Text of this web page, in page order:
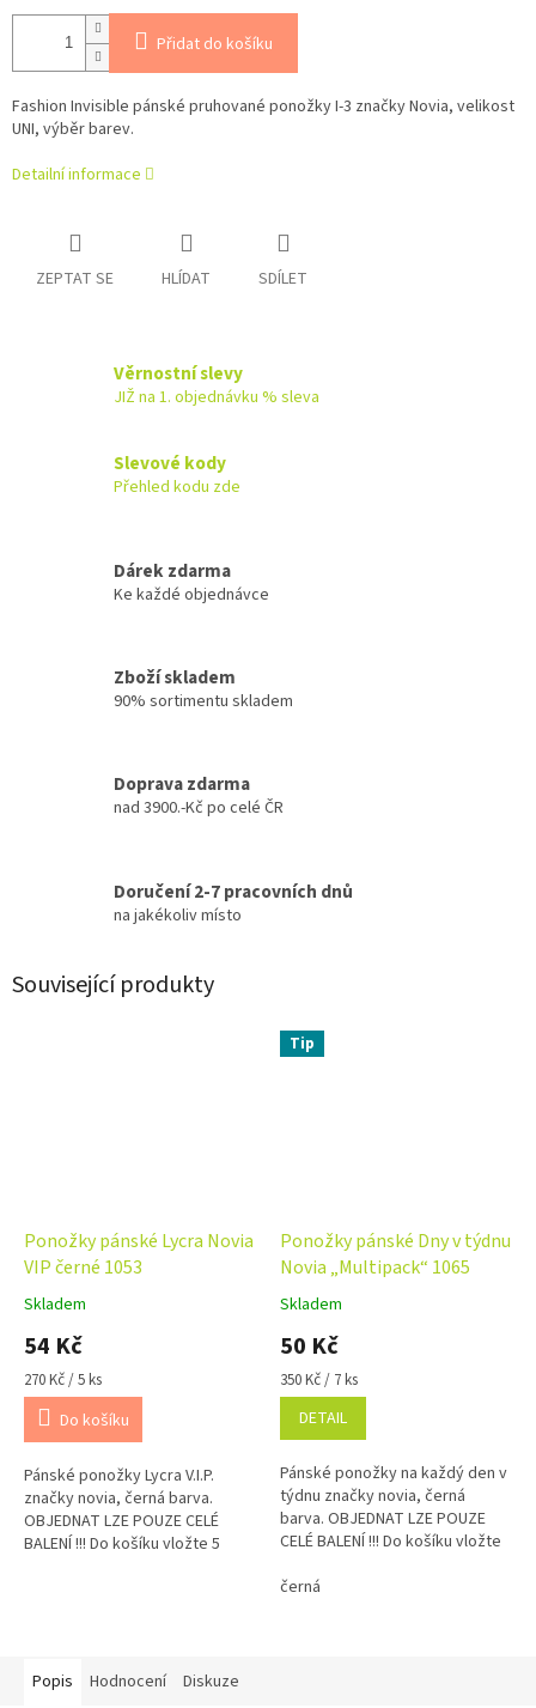
Přidat do košíku
Fashion Invisible pánské pruhované ponožky I-3 značky Novia, velikost
UNI, výběr barev.
Detailní informace
ZEPTAT SE HLÍDAT SDÍLET
Věrnostní slevy
JIŽ na 1. objednávku % sleva
Slevové kody
Přehled kodu zde
Dárek zdarma
Ke každé objednávce
Zboží skladem
90% sortimentu skladem
Doprava zdarma
nad 3900.-Kč po celé ČR
Doručení 2-7 pracovních dnů
na jakékoliv místo
Související produkty
Ponožky pánské Lycra Novia
VIP černé 1053
Průměrné
hodnocení
produktu
je
5,0
5
hvězdiček.
Skladem
54 Kč
Měrná
cena:
270 Kč / 5 ks
Do košíku
Pánské ponožky Lycra V.I.P.
značky novia, černá barva.
OBJEDNAT LZE POUZE CELÉ
BALENÍ !!! Do košíku vložte 5
Tip
Ponožky pánské Dny v týdnu
Novia „Multipack“ 1065
Průměrné
hodnocení
produktu
je
5,0
5
hvězdiček.
Skladem
50 Kč
Měrná
cena:
350 Kč / 7 ks
DETAIL
Pánské ponožky na každý den v
týdnu značky novia, černá
barva. OBJEDNAT LZE POUZE
CELÉ BALENÍ !!! Do košíku vložte
černá
Popis Hodnocení Diskuze